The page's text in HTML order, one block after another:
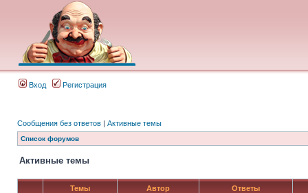
Вход Регистрация
Сообщения без ответов | Активные темы
Список форумов
Активные темы
Темы Автор Ответы